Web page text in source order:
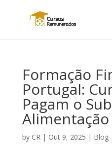
Formação
Portugal:
Pagam o
Alimentação
by CR| Out 9, 2025 | Blog